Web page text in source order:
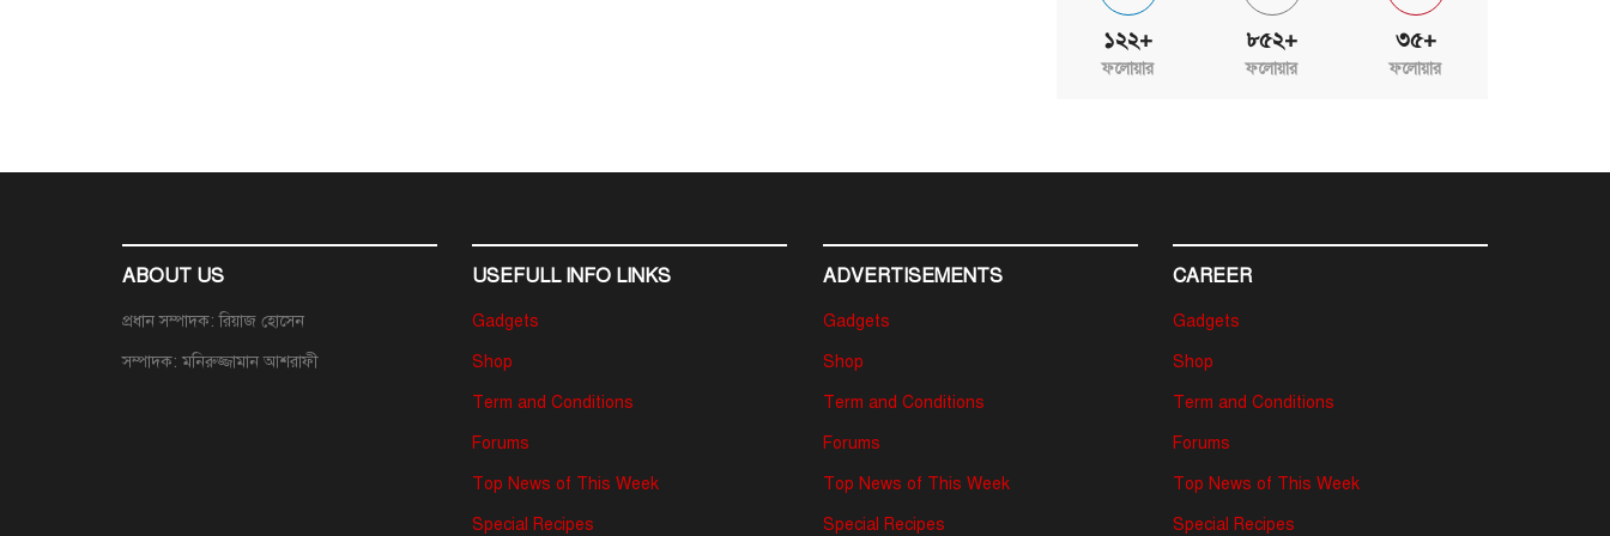
১২২+
ফলোয়ার
৮৫২+
ফলোয়ার
৩৫+
ফলোয়ার
ABOUT US
প্রধান সম্পাদক: রিয়াজ হোসেন
সম্পাদক: মনিরুজ্জামান আশরাফী
USEFULL INFO LINKS
Gadgets
Shop
Term and Conditions
Forums
Top News of This Week
Special Recipes
ADVERTISEMENTS
Gadgets
Shop
Term and Conditions
Forums
Top News of This Week
Special Recipes
CAREER
Gadgets
Shop
Term and Conditions
Forums
Top News of This Week
Special Recipes